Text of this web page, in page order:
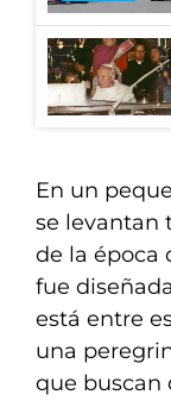
En un
se levantan
de la época
fue
está entre
una
que buscan